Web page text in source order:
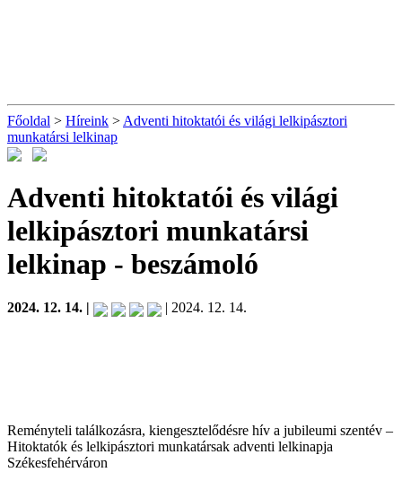
Főoldal > Híreink > Adventi hitoktatói és világi lelkipásztori
munkatársi lelkinap
Adventi hitoktatói és világi
lelkipásztori munkatársi
lelkinap - beszámoló
2024. 12. 14. | | 2024. 12. 14.
Reményteli találkozásra, kiengesztelődésre hív a jubileumi szentév –
Hitoktatók és lelkipásztori munkatársak adventi lelkinapja
Székesfehérváron